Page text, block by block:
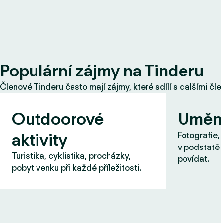
Populární zájmy na Tinderu
Členové Tinderu často mají zájmy, které sdílí s dalšími
Outdoorové
aktivity
Turistika, cyklistika, procházky,
pobyt venku při každé příležitosti.
v podstatě
povídat.